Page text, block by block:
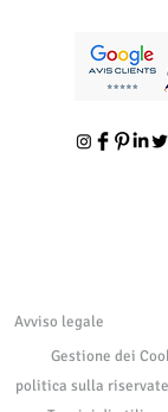
Avviso legale
Gestione dei
politica sulla